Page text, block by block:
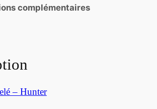
complémentaires
– Hunter